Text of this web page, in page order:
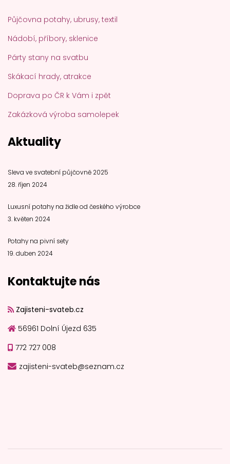
Půjčovna potahy, ubrusy, textil
Nádobí, příbory, sklenice
Párty stany na svatbu
Skákací hrady, atrakce
Doprava po ČR k Vám i zpět
Zakázková výroba samolepek
Aktuality
Sleva ve svatební půjčovně 2025
28. říjen 2024
Luxusní potahy na židle od českého výrobce
3. květen 2024
Potahy na pivní sety
19. duben 2024
Kontaktujte nás
Zajisteni-svateb.cz
56961 Dolní Újezd 635
772 727 008
zajisteni-svateb@seznam.cz